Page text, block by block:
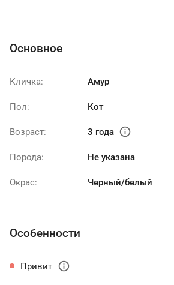
Основное
Кличка: Амур
Пол: Кот
Возраст: 3 года info
Порода: Не указана
Окрас: Черный/белый
Особенности
Привит info